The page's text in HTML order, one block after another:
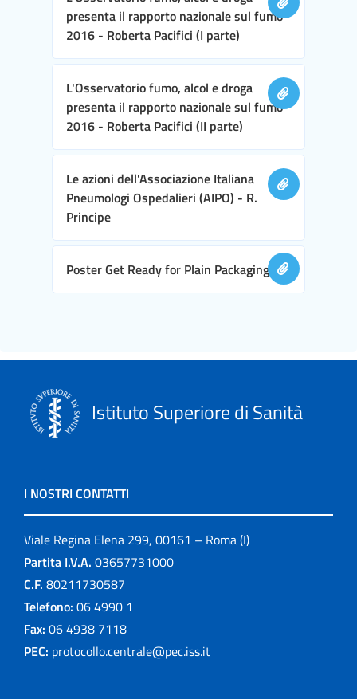
presenta il rapporto nazionale sul fumo
2016 - Roberta Pacifici (I parte)
L'Osservatorio fumo, alcol e droga
presenta il rapporto nazionale sul fumo
2016 - Roberta Pacifici (II parte)
Le azioni dell'Associazione Italiana
Pneumologi Ospedalieri (AIPO) - R.
Principe
Poster Get Ready for Plain Packaging
Istituto Superiore di Sanità
I NOSTRI CONTATTI
Viale Regina Elena 299, 00161 – Roma (I)
Partita I.V.A. 03657731000
C.F. 80211730587
Telefono: 06 4990 1
Fax: 06 4938 7118
PEC: protocollo.centrale@pec.iss.it